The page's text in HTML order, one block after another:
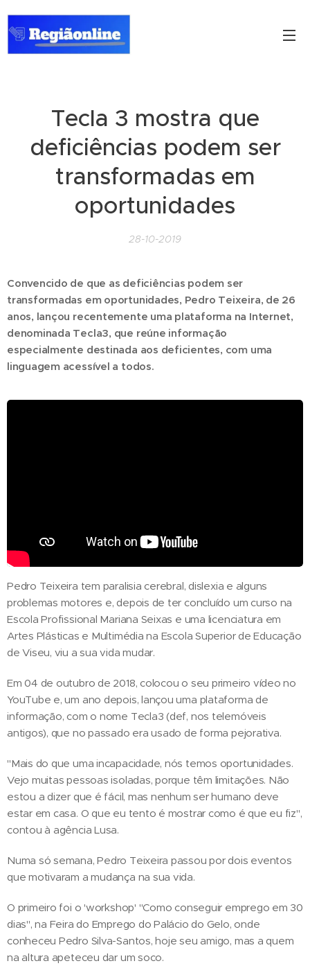
Tecla 3 mostra que
deficiências podem ser
transformadas em
oportunidades
28-10-2019
Convencido de que as deficiências podem ser
transformadas em oportunidades, Pedro Teixeira, de 26
anos, lançou recentemente uma plataforma na Internet,
denominada Tecla3, que reúne informação
especialmente destinada aos deficientes, com uma
linguagem acessível a todos.
Pedro Teixeira tem paralisia cerebral, dislexia e alguns
problemas motores e, depois de ter concluído um curso na
Escola Profissional Mariana Seixas e uma licenciatura em
Artes Plásticas e Multimédia na Escola Superior de Educação
de Viseu, viu a sua vida mudar.
Em 04 de outubro de 2018, colocou o seu primeiro vídeo no
YouTube e, um ano depois, lançou uma plataforma de
informação, com o nome Tecla3 (def, nos telemóveis
antigos), que no passado era usado de forma pejorativa.
"Mais do que uma incapacidade, nós temos oportunidades.
Vejo muitas pessoas isoladas, porque têm limitações. Não
estou a dizer que é fácil, mas nenhum ser humano deve
estar em casa. O que eu tento é mostrar como é que eu fiz",
contou à agência Lusa.
Numa só semana, Pedro Teixeira passou por dois eventos
que motivaram a mudança na sua vida.
O primeiro foi o 'workshop' "Como conseguir emprego em 30
dias", na Feira do Emprego do Palácio do Gelo, onde
conheceu Pedro Silva-Santos, hoje seu amigo, mas a quem
na altura apeteceu dar um soco.